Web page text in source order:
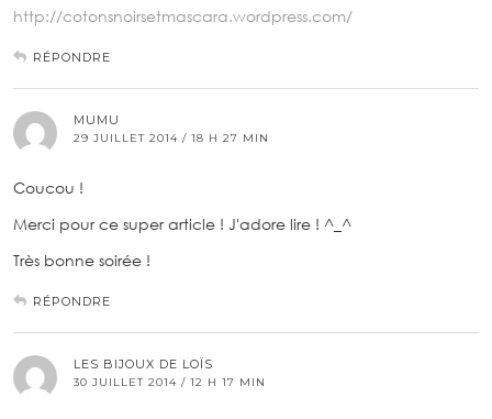
http://cotonsnoirsetmascara.wordpress.com/
RÉPONDRE
MUMU
29 JUILLET 2014 / 18 H 27 MIN
Coucou !
Merci pour ce super article ! J'adore lire ! ^_^
Très bonne soirée !
RÉPONDRE
LES BIJOUX DE LOÏS
30 JUILLET 2014 / 12 H 17 MIN